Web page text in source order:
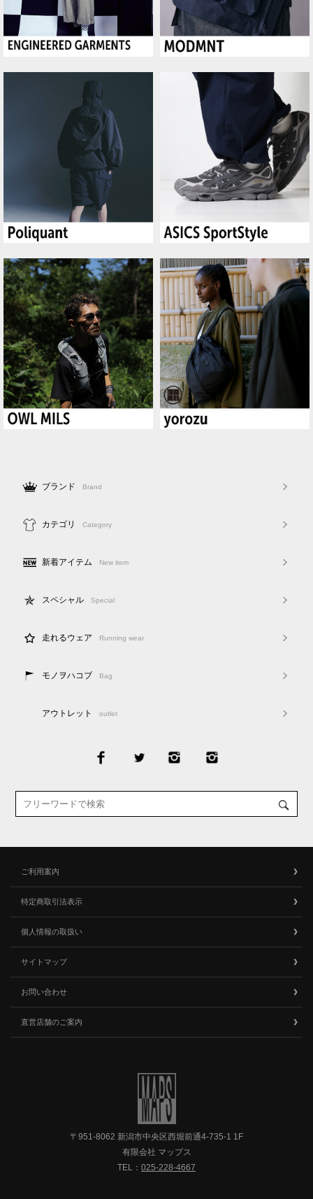
ブランド Brand
カテゴリ Category
新着アイテム New item
スペシャル Special
走れるウェア Running wear
モノヲハコブ Bag
アウトレット outlet
ご利用案内
特定商取引法表示
個人情報の取扱い
サイトマップ
お問い合わせ
直営店舗のご案内
〒951-8062 新潟市中央区西堀前通4-735-1 1F
有限会社 マップス
TEL： 025-228-4667